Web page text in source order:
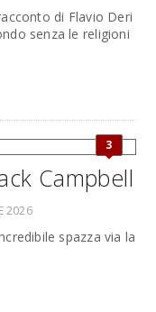
di Flavio Deri
senza le religioni
3
Campbell
2026
spazza via la